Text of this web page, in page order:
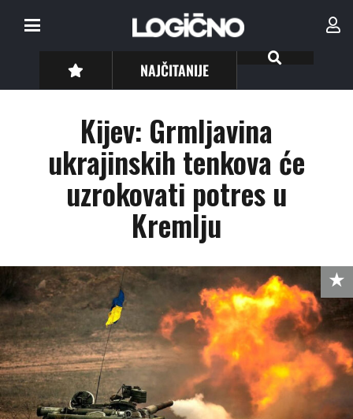
NAJČITANIJE
Kijev: Grmljavina
ukrajinskih tenkova će
uzrokovati potres u
Kremlju